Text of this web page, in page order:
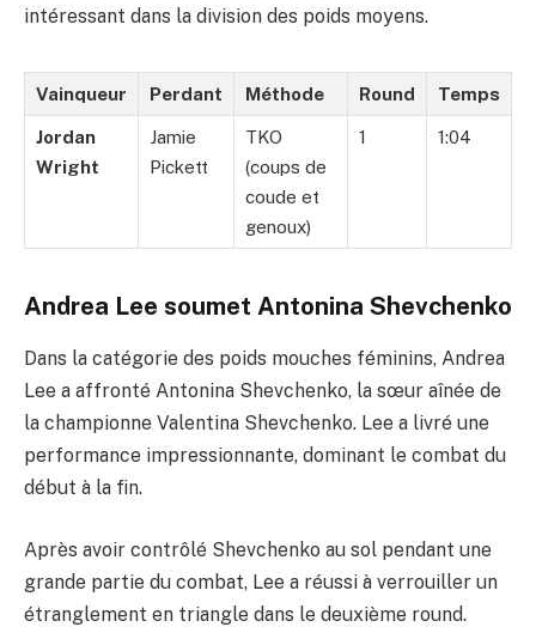
intéressant dans la division des poids moyens.
Vainqueur Perdant Méthode Round Temps
Jordan
Wright
Jamie
Pickett
TKO
(coups de
coude et
genoux)
1 1:04
Andrea Lee soumet Antonina Shevchenko
Dans la catégorie des poids mouches féminins, Andrea
Lee a affronté Antonina Shevchenko, la sœur aînée de
la championne Valentina Shevchenko. Lee a livré une
performance impressionnante, dominant le combat du
début à la fin.
Après avoir contrôlé Shevchenko au sol pendant une
grande partie du combat, Lee a réussi à verrouiller un
étranglement en triangle dans le deuxième round.